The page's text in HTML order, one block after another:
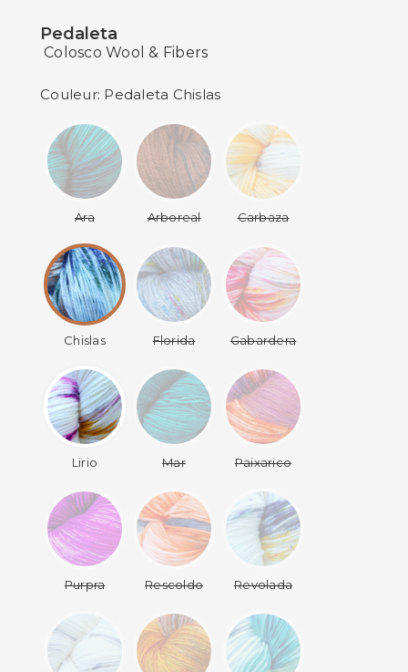
Pedaleta
Colosco Wool & Fibers
Couleur: Pedaleta Chislas
Ara Arboreal Carbaza
Chislas Florida Gabardera
Lirio Mar Paixarico
Purpra Rescoldo Revolada